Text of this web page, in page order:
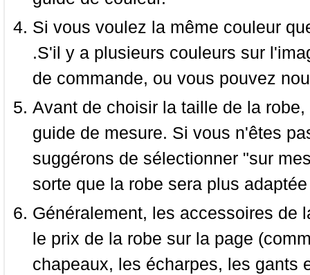
Si vous voulez la même couleur
.S'il y a plusieurs couleurs sur
de commande, ou vous pouvez
Avant de choisir la taille de la
guide de mesure. Si vous n'êtes
suggérons de sélectionner "sur
sorte que la robe sera plus
Généralement, les accessoires de
le prix de la robe sur la page
chapeaux, les écharpes, les gants